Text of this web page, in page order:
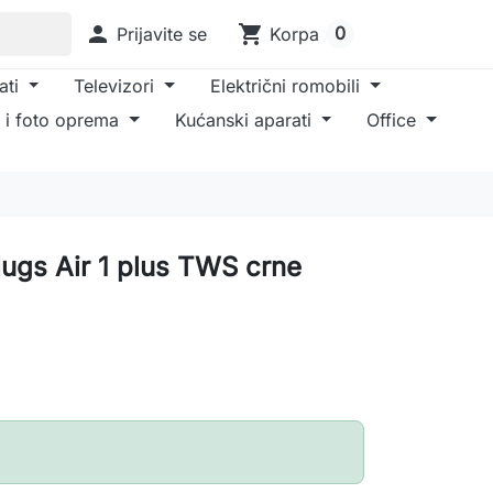
 Prijavite se shopping_cart Korpa 0
Televizori
Električni romobili
i foto oprema Kućanski aparati
Office
Air 1 plus TWS crne